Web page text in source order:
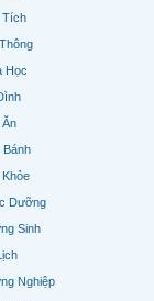
Tích
Học
Ăn
Bánh
Dưỡng
Sinh
Nghiệp